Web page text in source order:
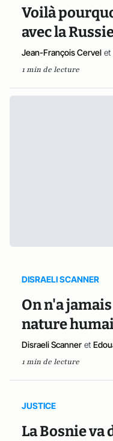
Voilà
avec la
Jean-François Cervel et
1 min de lecture
DISRAELI SCANNER
On n'a
nature
Disraeli Scanner et
1 min de lecture
JUSTICE
La Bosnie va